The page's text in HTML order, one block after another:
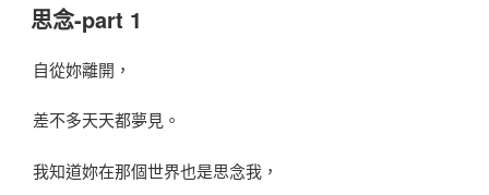
佈
於
思念-part 1
自從妳離開，
差不多天天都夢見。
我知道妳在那個世界也是思念我，